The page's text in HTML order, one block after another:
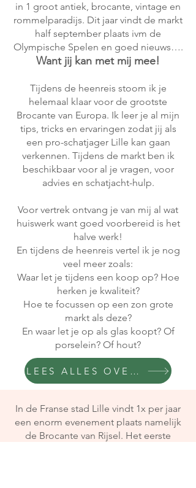
in 1 groot antiek, brocante, vintage en
rommelparadijs. Dit jaar vindt de markt
half september plaats ivm de
Olympische Spelen en goed nieuws….
Want jij kan met mij mee!
Tijdens de heenreis stoom ik je
helemaal klaar voor de grootste
Brocante van Europa. Ik leer je al mijn
tips, tricks en ervaringen zodat jij als
een pro-schatjager Lille kan gaan
verkennen. Tijdens de markt ben ik
beschikbaar voor al je vragen, voor
advies en schatjacht-hulp.
Voor vertrek ontvang je van mij al wat
huiswerk want goed voorbereid is het
halve werk!
En tijdens de heenreis vertel ik je nog
veel meer zoals:
Waar let je tijdens een koop op? Hoe
herken je kwaliteit?
Hoe te focussen op een zon grote
markt als deze?
En waar let je op als glas koopt? Of
porselein? Of hout?
LEES ALLES OVER LILLE
In de Franse stad Lille vindt 1x per jaar
een enorm evenement plaats namelijk
de Brocante van Rijsel. Het eerste